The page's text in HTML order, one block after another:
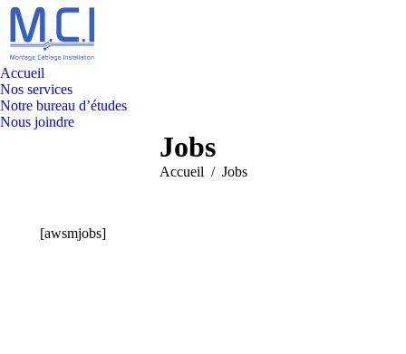
Accueil
Nos services
Notre bureau d’études
Nous joindre
Jobs
Vous êtes ici :
Accueil Jobs
[awsmjobs]